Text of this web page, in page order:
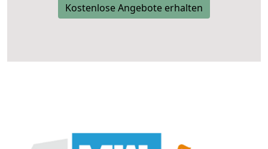
Kostenlose Angebote erhalten